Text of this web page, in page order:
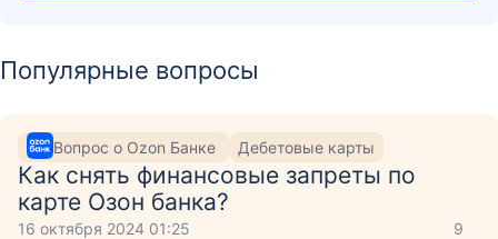
Популярные вопросы
Вопрос о Ozon Банке Дебетовые карты
Как снять финансовые запреты по
карте Озон банка?
16 октября 2024 01:25 9